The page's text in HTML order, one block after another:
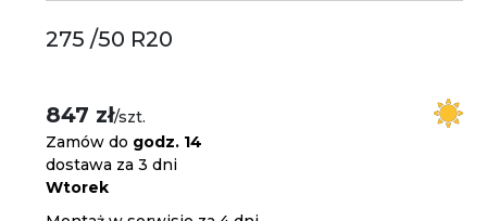
275 /50 R20
847 zł/szt.
Zamów do godz. 14
dostawa za 3 dni
Wtorek